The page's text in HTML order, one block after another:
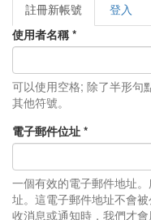
主要索引標
註冊新帳號
籤)
登入
使用者名稱 *
可以使用空格; 除了半形句
其他符號。
電子郵件位址 *
一個有效的電子郵件地址
址。這電子郵件地址不會
收消息或通知時，我們才會